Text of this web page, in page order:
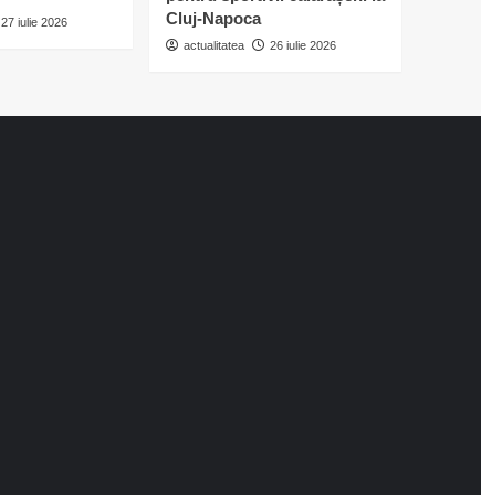
27 iulie 2026
Cluj-Napoca
actualitatea 26 iulie 2026